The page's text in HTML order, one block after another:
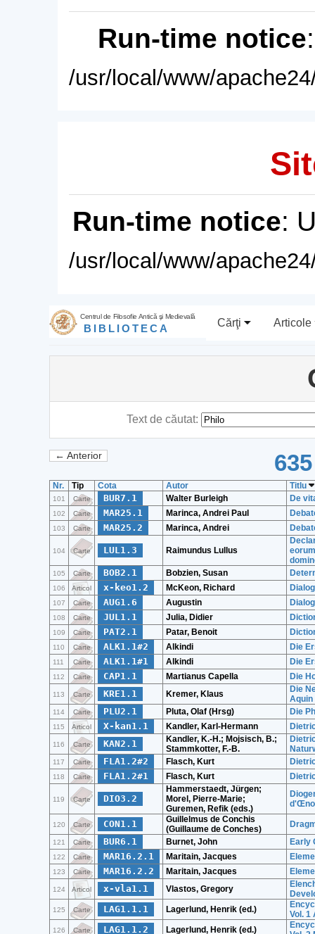
Run-time notice
/usr/local/www/
Run-time notice:
/usr/local/www/
Centrul de Filosofie Antică şi Medievală
BIBLIOTECA Cărţi Articole
Text de căutat:
← Anterior
Nr. Tip Cota Autor Titlu
101 Carte BUR7.1 Walter Burleigh De
102 Carte MAR25.1 Marinca, Andrei Paul
103 Carte MAR25.2 Marinca, Andrei
104 Carte LUL1.3 Raimundus Lullus
105 Carte BOB2.1 Bobzien, Susan
106 Articol x-keo1.2 McKeon, Richard
107 Carte AUG1.6 Augustin
108 Carte JUL1.1 Julia, Didier
109 Carte PAT2.1 Patar, Benoit
110 Carte ALK1.1#2 Alkindi Die
111 Carte ALK1.1#1 Alkindi Die
112 Carte CAP1.1 Martianus Capella Die
113 Carte KRE1.1 Kremer, Klaus
Die
Aquin
114 Carte PLU2.1 Pluta, Olaf (Hrsg) Die
115 Articol X-kan1.1 Kandler, Karl-Hermann
116 Carte KAN2.1
Kandler, K.-H.; Mojsisch, B.;
Stammkotter, F.-B.
117 Carte FLA1.2#2 Flasch, Kurt
118 Carte FLA1.2#1 Flasch, Kurt
119 Carte DIO3.2
Hammerstaedt, Jürgen;
Morel, Pierre-Marie;
Guremen, Refik (eds.)
120 Carte CON1.1
Guillelmus de Conchis
(Guillaume de Conches)
121 Carte BUR6.1 Burnet, John Early
122 Carte MAR16.2.1 Maritain, Jacques
123 Carte MAR16.2.2 Maritain, Jacques
124 Articol x-vla1.1 Vlastos, Gregory
125 Carte LAG1.1.1 Lagerlund, Henrik (ed.)
Vol. 1
126 Carte LAG1.1.2 Lagerlund, Henrik (ed.)